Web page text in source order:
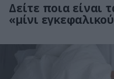
Δείτε ποια είναι
«μίνι